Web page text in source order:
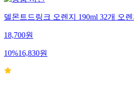
델몬트드링크 오렌지 190ml 32개 오
18,700원
10%16,830원